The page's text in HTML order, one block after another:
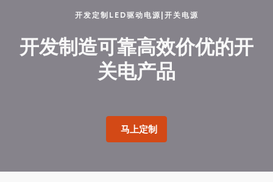
开发定制LED驱动电源|开关电源
开发制造可靠高效价优的开
关电产品
马上定制